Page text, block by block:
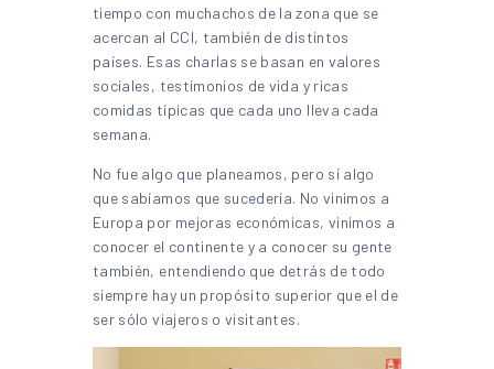
tiempo con muchachos de la zona que se
acercan al CCI, también de distintos
países. Esas charlas se basan en valores
sociales, testimonios de vida y ricas
comidas típicas que cada uno lleva cada
semana.
No fue algo que planeamos, pero sí algo
que sabíamos que sucedería. No vinimos a
Europa por mejoras económicas, vinimos a
conocer el continente y a conocer su gente
también, entendiendo que detrás de todo
siempre hay un propósito superior que el de
ser sólo viajeros o visitantes.